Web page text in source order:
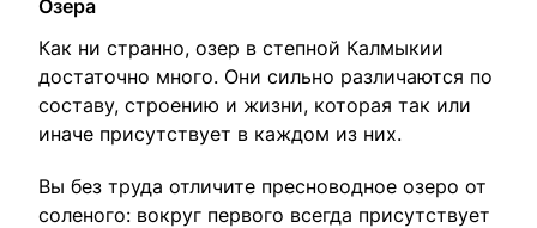
Озера
Как ни странно, озер в степной Калмыкии
достаточно много. Они сильно различаются по
составу, строению и жизни, которая так или
иначе присутствует в каждом из них.
Вы без труда отличите пресноводное озеро от
соленого: вокруг первого всегда присутствует